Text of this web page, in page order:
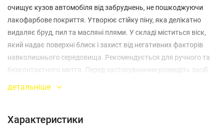
очищує кузов автомобіля від забруднень, не пошкоджуючи
лакофарбове покриття. Утворює стійку піну, яка делікатно
видаляє бруд, пил та масляні плями. У складі міститься віск,
який надає поверхні блиск і захист від негативних факторів
навколишнього середовища. Рекомендується для ручного та
безконтактного миття. Перед застосуванням розведіть засіб
водою згідно з інструкцією. Нанесіть піну губкою, щіткою або
детальніше
Характеристики